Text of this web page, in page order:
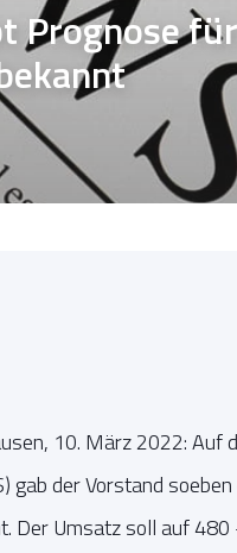
Prognose
10. März 2022: Auf
gab der Vorstand
Der Umsatz soll auf